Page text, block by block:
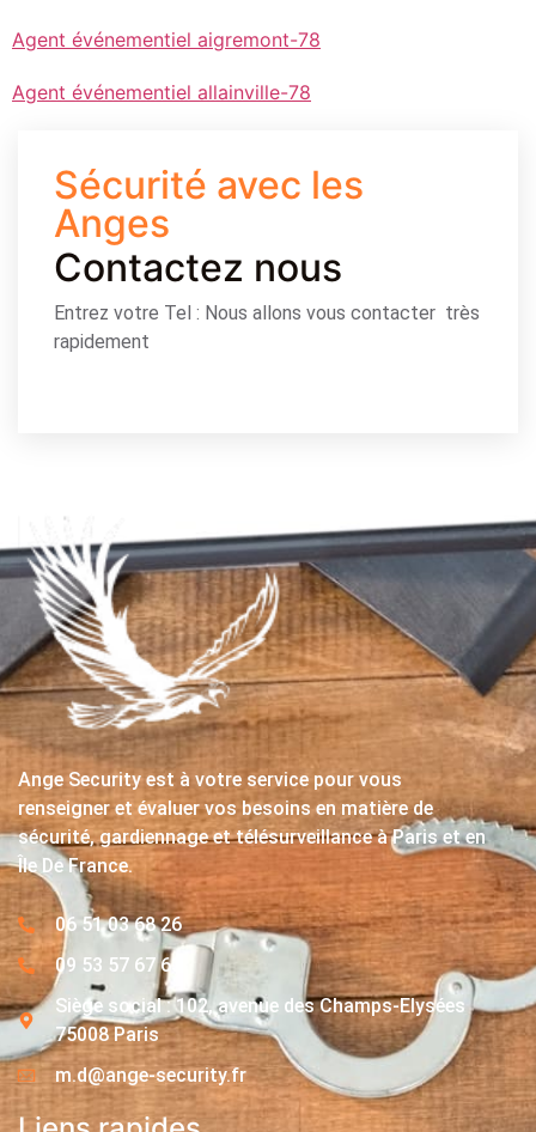
Agent événementiel aigremont-78
Agent événementiel allainville-78
Sécurité avec les
Anges
Contactez nous
Entrez votre Tel : Nous allons vous contacter très
rapidement
Ange Security est à votre service pour vous
renseigner et évaluer vos besoins en matière de
sécurité, gardiennage et télésurveillance à Paris et en
Île De France.
06 51 03 68 26
09 53 57 67 63
Siège social : 102, avenue des Champs-Elysées
75008 Paris
m.d@ange-security.fr